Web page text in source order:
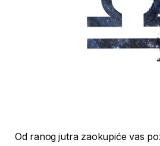
Od ranog jutra zaokupiće vas